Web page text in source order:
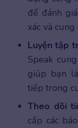
để đánh
xác và
Luyện tập
Speak
giúp bạn
tiếp trong
Theo dõi
cấp các